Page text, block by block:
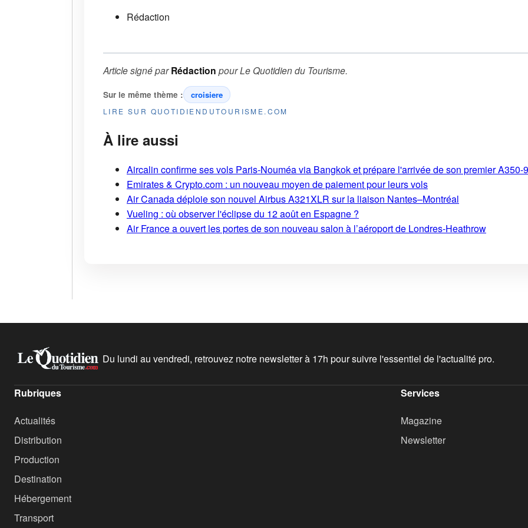
Rédaction
Article signé parRédaction pourLe Quotidien du Tourisme.
Sur le même thème : croisiere
LIRE SUR QUOTIDIENDUTOURISME.COM
À lire aussi
Aircalin confirme ses vols Paris-Nouméa via Bangkok et prépare l'arrivée de son premier A350-
Emirates & Crypto.com : un nouveau moyen de paiement pour leurs vols
Air Canada déploie son nouvel Airbus A321XLR sur la liaison Nantes–Montréal
Vueling : où observer l'éclipse du 12 août en Espagne ?
Air France a ouvert les portes de son nouveau salon à l’aéroport de Londres-Heathrow
Du lundi au vendredi, retrouvez notre newsletter à 17h pour suivre l'essentiel de l'actualité pro.
Rubriques
Actualités
Distribution
Production
Destination
Hébergement
Transport
Services
Magazine
Newsletter